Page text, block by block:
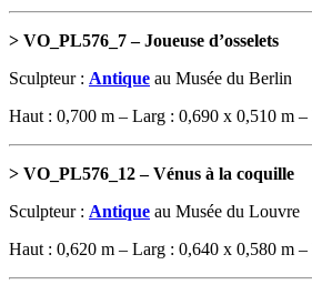
> VO_PL576_7 – Joueuse d’osselets
Sculpteur : Antique au Musée du Berlin
Haut : 0,700 m – Larg : 0,690 x 0,510 m
> VO_PL576_12 – Vénus à la coquille
Sculpteur : Antique au Musée du Louvre
Haut : 0,620 m – Larg : 0,640 x 0,580 m